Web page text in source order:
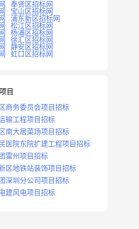
奉贤区招标网
宝山区招标网
浦东新区招标网
松江区招标网
杨浦区招标网
徐汇区招标网
静安区招标网
虹口区招标网
目
商务委员会项目招标
输工程项目招标
南大居菜场项目招标
医院东院扩建工程项目招标
雷州项目招标
区地铁站装饰项目招标
深圳分公司项目招标
建风电项目招标